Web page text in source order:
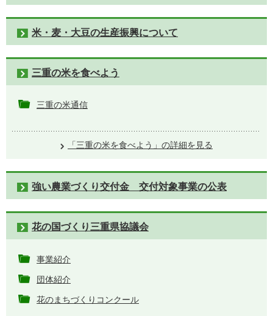
米・麦・大豆の生産振興について
三重の米を食べよう
三重の米通信
「三重の米を食べよう」の詳細を見る
強い農業づくり交付金 交付対象事業の公表
花の国づくり三重県協議会
事業紹介
団体紹介
花のまちづくりコンクール